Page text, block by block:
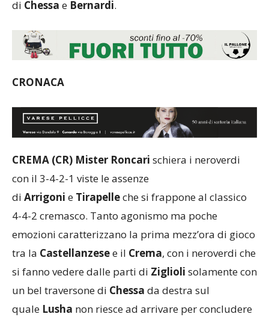
di Chessa e Bernardi.
CRONACA
CREMA (CR) Mister Roncari schiera i neroverdi
con il 3-4-2-1 viste le assenze
di Arrigoni e Tirapelleche si frappone al classico
4-4-2 cremasco. Tanto agonismo ma poche
emozioni caratterizzano la prima mezz’ora di gioco
tra la Castellanzesee il Crema, con i neroverdi che
si fanno vedere dalle parti di Ziglioli solamente con
un bel traversone di Chessa da destra sul
quale Lusha non riesce ad arrivare per concludere